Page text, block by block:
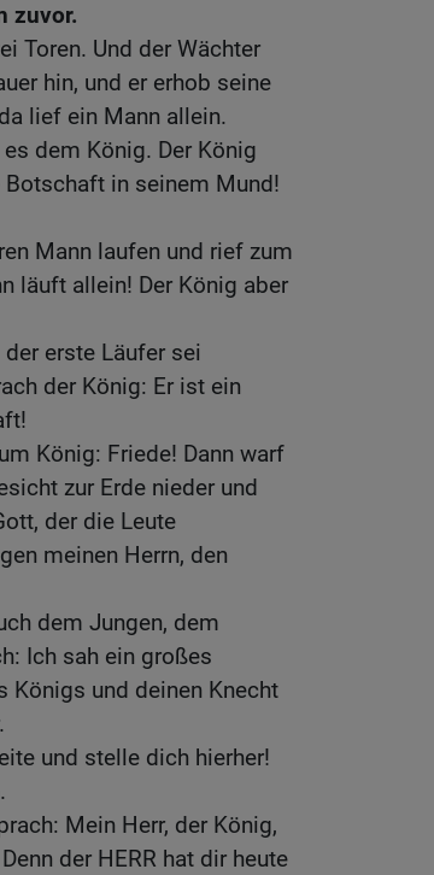
zuvor.
Toren. Und der Wächter
hin, und er erhob seine
lief ein Mann allein.
dem König. Der König
in seinem Mund!
Mann laufen und rief zum
läuft allein! Der König aber
erste Läufer sei
der König: Er ist ein
König: Friede! Dann warf
zur Erde nieder und
der die Leute
meinen Herrn, den
dem Jungen, dem
Ich sah ein großes
Königs und deinen Knecht
und stelle dich hierher!
Mein Herr, der König,
der HERR hat dir heute